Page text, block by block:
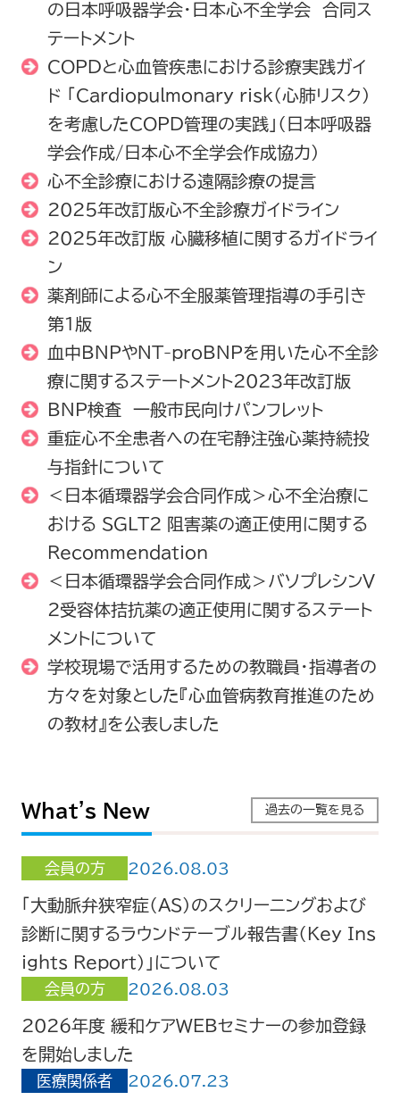
の日本呼吸器学会・日本心不全学会 合同ス
テートメント
COPDと心血管疾患における診療実践ガイ
ド 「Cardiopulmonary risk（心肺リスク）
を考慮したCOPD管理の実践」（日本呼吸器
学会作成/日本心不全学会作成協力）
心不全診療における遠隔診療の提言
2025年改訂版心不全診療ガイドライン
2025年改訂版 心臓移植に関するガイドライ
ン
薬剤師による心不全服薬管理指導の手引き
第1版
血中BNPやNT-proBNPを用いた心不全診
療に関するステートメント2023年改訂版
BNP検査 一般市民向けパンフレット
重症心不全患者への在宅静注強心薬持続投
与指針について
＜日本循環器学会合同作成＞心不全治療に
おける SGLT2 阻害薬の適正使用に関する
Recommendation
＜日本循環器学会合同作成＞バソプレシンV
2受容体拮抗薬の適正使用に関するステート
メントについて
学校現場で活用するための教職員・指導者の
方々を対象とした『心血管病教育推進のため
の教材』を公表しました
What's New 過去の一覧を見る
会員の方 2026.08.03
「大動脈弁狭窄症（AS）のスクリーニングおよび
診断に関するラウンドテーブル報告書（Key Ins
ights Report）」について
会員の方 2026.08.03
2026年度 緩和ケアWEBセミナーの参加登録
を開始しました
医療関係者 2026.07.23